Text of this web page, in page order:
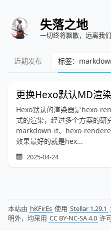
失落之地
一切终将飘散，远离我
近期发布 标签：
更换Hexo默认MD渲
Hexo默认的渲染器是hexo-
式的渲染，经过多个方案的
markdown-it、hexo-
效果最好的就是hex...
2025-04-24
本站由 hKFirEs 使用 Stellar 1.29.1
明外，均采用 CC BY-NC-SA 4.0 许